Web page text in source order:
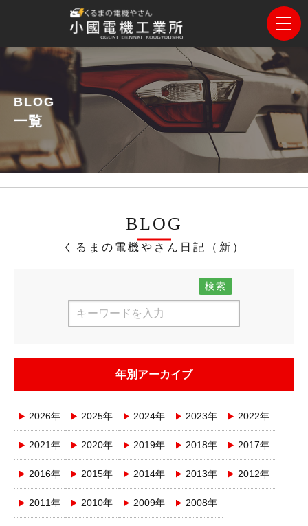
BLOG
一覧
BLOG
くるまの電機やさん日記（新）
検索
年別アーカイブ
2026年 2025年 2024年 2023年 2022年
2021年 2020年 2019年 2018年 2017年
2016年 2015年 2014年 2013年 2012年
2011年 2010年 2009年 2008年